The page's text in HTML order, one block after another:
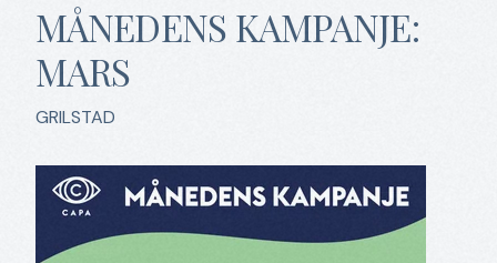
MÅNEDENS KAMPANJE:
MARS
GRILSTAD